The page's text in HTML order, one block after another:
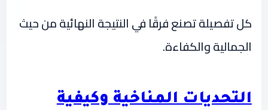
كل تفصيلة تصنع فرقًا في النتيجة النهائية من حيث
الجمالية والكفاءة.
التحديات المناخية وكيفية